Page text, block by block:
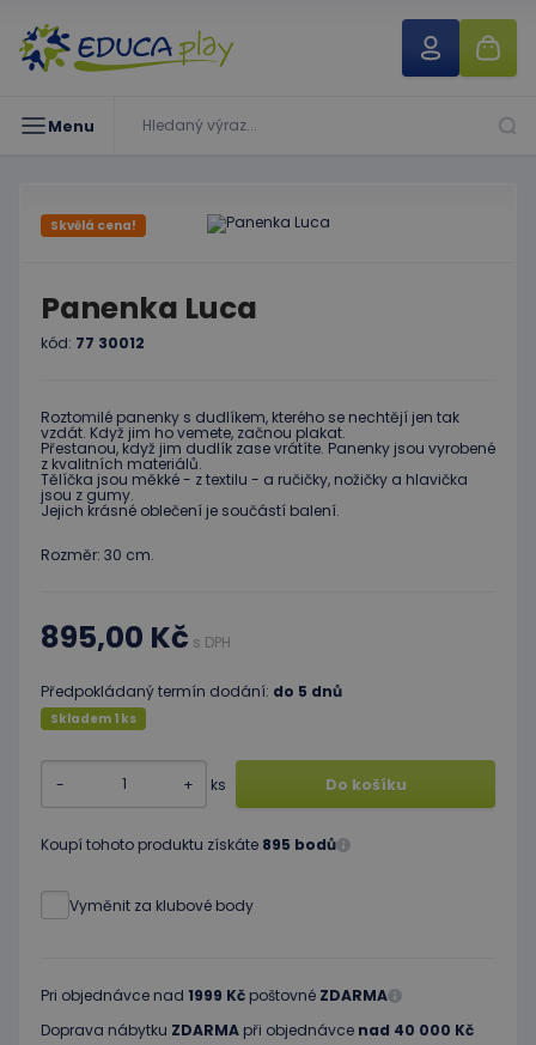
Menu
Skvělá cena!
Panenka Luca
kód: 77 30012
Roztomilé panenky s dudlíkem, kterého se nechtějí jen tak
vzdát. Když jim ho vemete, začnou plakat.
Přestanou, když jim dudlík zase vrátíte. Panenky jsou vyrobené
z kvalitních materiálů.
Tělíčka jsou měkké - z textilu - a ručičky, nožičky a hlavička
jsou z gumy.
Jejich krásné oblečení je součástí balení.
Rozměr: 30 cm.
895,00 Kč s DPH
Předpokládaný termín dodání: do 5 dnů
Skladem 1 ks
- + ks Do košíku
Koupí tohoto produktu získáte 895 bodů
Vyměnit za klubové body
Pri objednávce nad 1999 Kč poštovné ZDARMA
Doprava nábytku ZDARMA při objednávce nad 40 000 Kč